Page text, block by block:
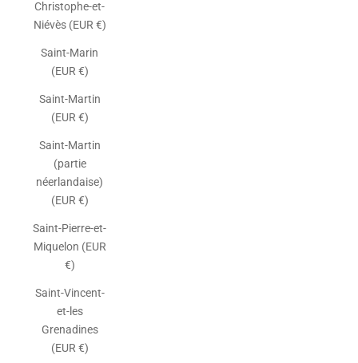
Christophe-et-
Niévès (EUR €)
Saint-Marin
(EUR €)
Saint-Martin
(EUR €)
Saint-Martin
(partie
néerlandaise)
(EUR €)
Saint-Pierre-et-
Miquelon (EUR
€)
Saint-Vincent-
et-les
Grenadines
(EUR €)